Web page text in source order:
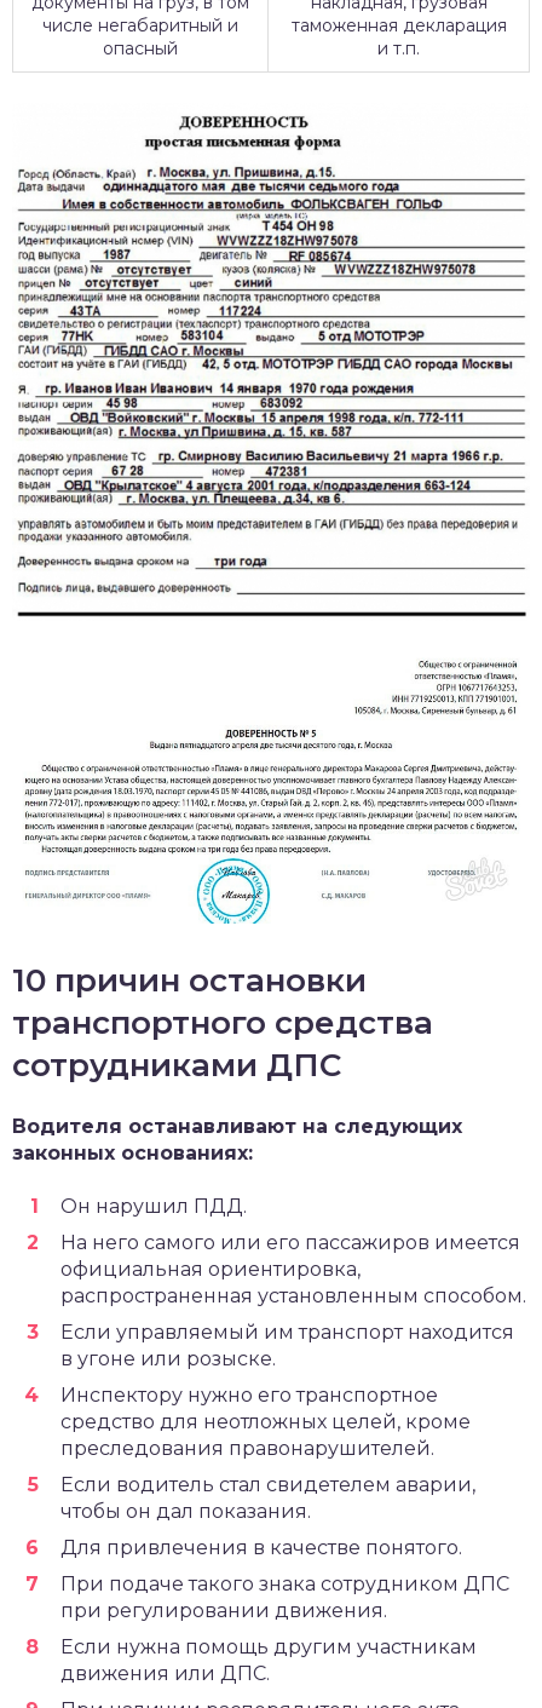
числе негабаритный и
опасный
таможенная декларация
и т.п.
10 причин остановки
транспортного средства
сотрудниками ДПС
Водителя останавливают на следующих
законных основаниях:
Он нарушил ПДД.
На него самого или его пассажиров имеется
официальная ориентировка,
распространенная установленным способом.
Если управляемый им транспорт находится
в угоне или розыске.
Инспектору нужно его транспортное
средство для неотложных целей, кроме
преследования правонарушителей.
Если водитель стал свидетелем аварии,
чтобы он дал показания.
Для привлечения в качестве понятого.
При подаче такого знака сотрудником ДПС
при регулировании движения.
Если нужна помощь другим участникам
движения или ДПС.